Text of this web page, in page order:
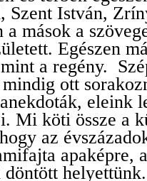
Szent István,
a mások a
Egészen
a regény.
ott
eleink
Mi köti össze a
az
apaképre,